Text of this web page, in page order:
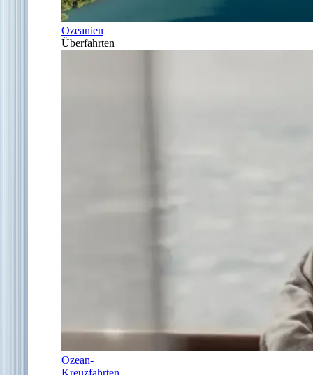
Ozeanien
Überfahrten
Ozean-
Kreuzfahrten